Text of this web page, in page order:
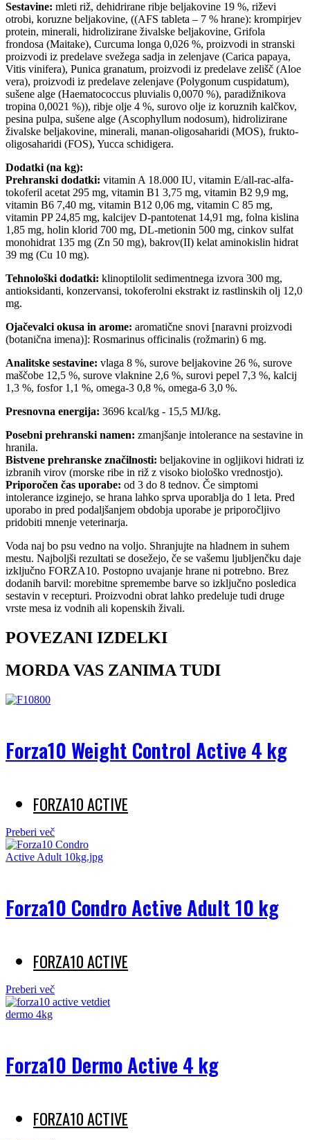
Sestavine: mleti riž, dehidrirane ribje beljakovine 19 %, riževi
otrobi, koruzne beljakovine, ((AFS tableta – 7 % hrane): krompirjev
protein, minerali, hidrolizirane živalske beljakovine, Grifola
frondosa (Maitake), Curcuma longa 0,026 %, proizvodi in stranski
proizvodi iz predelave svežega sadja in zelenjave (Carica papaya,
Vitis vinifera), Punica granatum, proizvodi iz predelave zelišč (Aloe
vera), proizvodi iz predelave zelenjave (Polygonum cuspidatum),
sušene alge (Haematococcus pluvialis 0,0070 %), paradižnikova
tropina 0,0021 %)), ribje olje 4 %, surovo olje iz koruznih kalčkov,
pesina pulpa, sušene alge (Ascophyllum nodosum), hidrolizirane
živalske beljakovine, minerali, manan-oligosaharidi (MOS), frukto-
oligosaharidi (FOS), Yucca schidigera.
Dodatki (na kg):
Prehranski dodatki: vitamin A 18.000 IU, vitamin E/all-rac-alfa-
tokoferil acetat 295 mg, vitamin B1 3,75 mg, vitamin B2 9,9 mg,
vitamin B6 7,40 mg, vitamin B12 0,06 mg, vitamin C 85 mg,
vitamin PP 24,85 mg, kalcijev D-pantotenat 14,91 mg, folna kislina
1,85 mg, holin klorid 700 mg, DL-metionin 500 mg, cinkov sulfat
monohidrat 135 mg (Zn 50 mg), bakrov(II) kelat aminokislin hidrat
39 mg (Cu 10 mg).
Tehnološki dodatki: klinoptilolit sedimentnega izvora 300 mg,
antioksidanti, konzervansi, tokoferolni ekstrakt iz rastlinskih olj 12,0
mg.
Ojačevalci okusa in arome: aromatične snovi [naravni proizvodi
(botanična imena)]: Rosmarinus officinalis (rožmarin) 6 mg.
Analitske sestavine: vlaga 8 %, surove beljakovine 26 %, surove
maščobe 12,5 %, surove vlaknine 2,6 %, surovi pepel 7,3 %, kalcij
1,3 %, fosfor 1,1 %, omega-3 0,8 %, omega-6 3,0 %.
Presnovna energija: 3696 kcal/kg - 15,5 MJ/kg.
Posebni prehranski namen: zmanjšanje intolerance na sestavine in
hranila.
Bistvene prehranske značilnosti: beljakovine in ogljikovi hidrati iz
izbranih virov (morske ribe in riž z visoko biološko vrednostjo).
Priporočen čas uporabe: od 3 do 8 tednov. Če simptomi
intolerance izginejo, se hrana lahko sprva uporablja do 1 leta. Pred
uporabo in pred podaljšanjem obdobja uporabe je priporočljivo
pridobiti mnenje veterinarja.
Voda naj bo psu vedno na voljo. Shranjujte na hladnem in suhem
mestu. Najboljši rezultati se dosežejo, če se vašemu ljubljenčku daje
izključno FORZA10. Postopno uvajanje hrane ni potrebno. Brez
dodanih barvil: morebitne spremembe barve so izključno posledica
sestavin v recepturi. Proizvodni obrat lahko predeluje tudi druge
vrste mesa iz vodnih ali kopenskih živali.
POVEZANI IZDELKI
MORDA VAS ZANIMA TUDI
Forza10 Weight Control Active 4 kg
FORZA10 ACTIVE
Preberi več
Forza10 Condro Active Adult 10 kg
FORZA10 ACTIVE
Preberi več
Forza10 Dermo Active 4 kg
FORZA10 ACTIVE